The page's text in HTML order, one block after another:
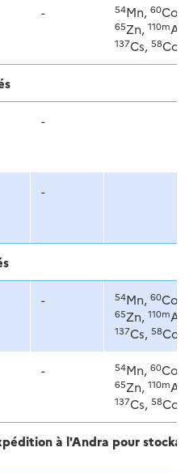
- 54Mn, 60Co,
65Zn, 110m
137Cs, 58Co
-
-
- 54Mn, 60Co,
65Zn, 110m
137Cs, 58Co
- 54Mn, 60Co,
65Zn, 110m
137Cs, 58Co
à l'Andra pour